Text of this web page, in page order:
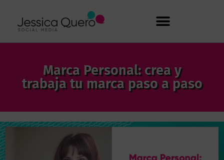
Marca Personal: crea y
trabaja tu marca paso a paso